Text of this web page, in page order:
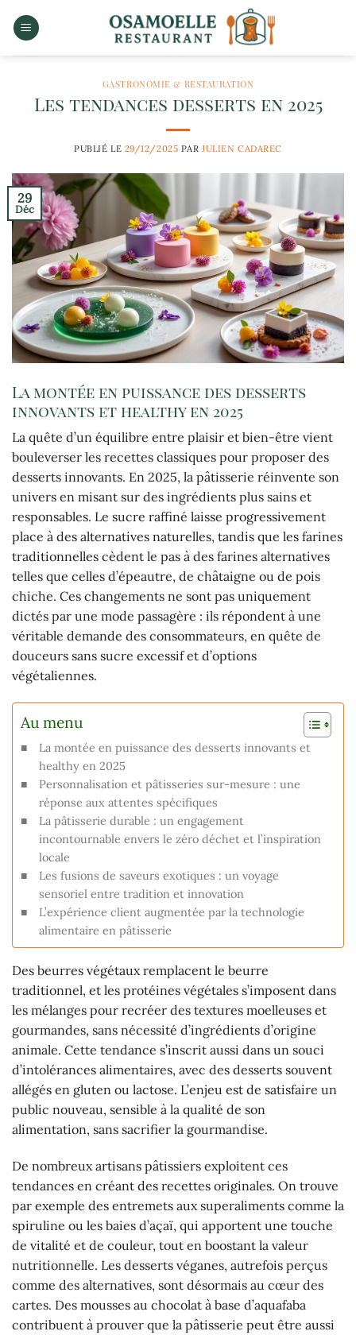
GASTRONOMIE & RESTAURATION
Les tendances desserts en 2025
PUBLIÉ LE 29/12/2025 PAR JULIEN CADAREC
29
Déc
La montée en puissance des desserts
innovants et healthy en 2025
La quête d’un équilibre entre plaisir et bien-être vient
bouleverser les recettes classiques pour proposer des
desserts innovants. En 2025, la pâtisserie réinvente son
univers en misant sur des ingrédients plus sains et
responsables. Le sucre raffiné laisse progressivement
place à des alternatives naturelles, tandis que les farines
traditionnelles cèdent le pas à des farines alternatives
telles que celles d’épeautre, de châtaigne ou de pois
chiche. Ces changements ne sont pas uniquement
dictés par une mode passagère : ils répondent à une
véritable demande des consommateurs, en quête de
douceurs sans sucre excessif et d’options
végétaliennes.
Au menu
La montée en puissance des desserts innovants et
healthy en 2025
Personnalisation et pâtisseries sur-mesure : une
réponse aux attentes spécifiques
La pâtisserie durable : un engagement
incontournable envers le zéro déchet et l’inspiration
locale
Les fusions de saveurs exotiques : un voyage
sensoriel entre tradition et innovation
L’expérience client augmentée par la technologie
alimentaire en pâtisserie
Des beurres végétaux remplacent le beurre
traditionnel, et les protéines végétales s’imposent dans
les mélanges pour recréer des textures moelleuses et
gourmandes, sans nécessité d’ingrédients d’origine
animale. Cette tendance s’inscrit aussi dans un souci
d’intolérances alimentaires, avec des desserts souvent
allégés en gluten ou lactose. L’enjeu est de satisfaire un
public nouveau, sensible à la qualité de son
alimentation, sans sacrifier la gourmandise.
De nombreux artisans pâtissiers exploitent ces
tendances en créant des recettes originales. On trouve
par exemple des entremets aux superaliments comme la
spiruline ou les baies d’açaï, qui apportent une touche
de vitalité et de couleur, tout en boostant la valeur
nutritionnelle. Les desserts véganes, autrefois perçus
comme des alternatives, sont désormais au cœur des
cartes. Des mousses au chocolat à base d’aquafaba
contribuent à prouver que la pâtisserie peut être aussi